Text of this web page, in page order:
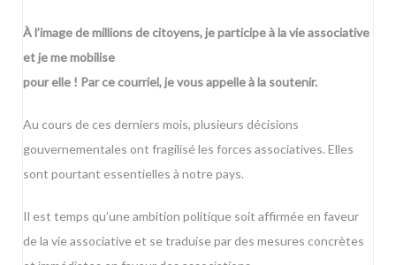
À l’image de millions de citoyens, je participe à la vie associative
et je me mobilise
pour elle ! Par ce courriel, je vous appelle à la soutenir.
Au cours de ces derniers mois, plusieurs décisions
gouvernementales ont fragilisé les forces associatives. Elles
sont pourtant essentielles à notre pays.
Il est temps qu’une ambition politique soit affirmée en faveur
de la vie associative et se traduise par des mesures concrètes